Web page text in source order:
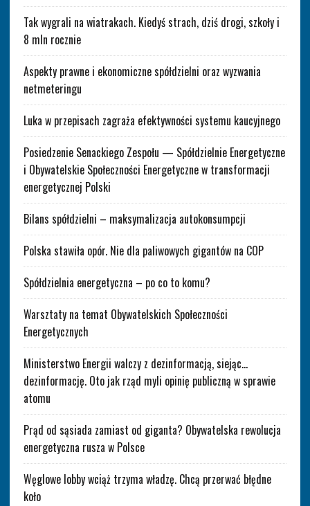
Tak wygrali na wiatrakach. Kiedyś strach, dziś drogi, szkoły i
8 mln rocznie
Aspekty prawne i ekonomiczne spółdzielni oraz wyzwania
netmeteringu
Luka w przepisach zagraża efektywności systemu kaucyjnego
Posiedzenie Senackiego Zespołu — Spółdzielnie Energetyczne
i Obywatelskie Społeczności Energetyczne w transformacji
energetycznej Polski
Bilans spółdzielni – maksymalizacja autokonsumpcji
Polska stawiła opór. Nie dla paliwowych gigantów na COP
Spółdzielnia energetyczna – po co to komu?
Warsztaty na temat Obywatelskich Społeczności
Energetycznych
Ministerstwo Energii walczy z dezinformacją, siejąc…
dezinformację. Oto jak rząd myli opinię publiczną w sprawie
atomu
Prąd od sąsiada zamiast od giganta? Obywatelska rewolucja
energetyczna rusza w Polsce
Węglowe lobby wciąż trzyma władzę. Chcą przerwać błędne
koło